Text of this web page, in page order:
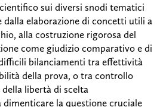
sui diversi snodi tematici
dalla elaborazione di concetti utili a
alla costruzione rigorosa del
come giudizio comparativo e di
bilanciamenti tra effettività
della prova, o tra controllo
libertà di scelta
dimenticare la questione cruciale